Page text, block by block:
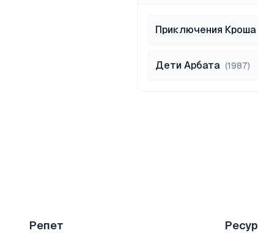
Приключения Кроша
Дети Арбата (1987)
Репет